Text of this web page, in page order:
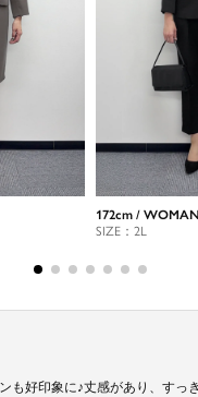
172cm / WOMAN
SIZE：2L
も好印象に♪丈感があり、すっ